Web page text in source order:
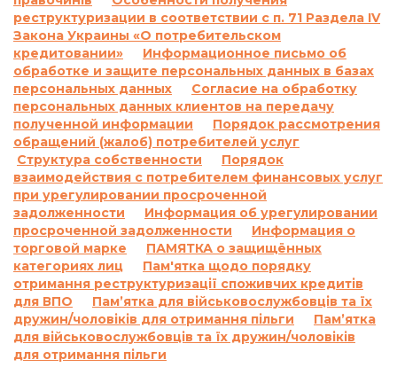
Договором сроки, на основании положений
части 2 статьи 625 Гражданского кодекса
Украины Кредитодатель имеет право
требовать, а Заемщик обязан уплатить
Кредитодателю сумму задолженности с учетом
3700 (три тысячи семьсот) процентов годовых
от просроченной суммы задолженности.
Проценты годовых, указанные в настоящем
пункте выше, начисляются за каждый день
просрочки на сумму задолженности,
включающую просроченные проценты за
пользование Кредитом и/или сумму
просроченной Комиссии и/или на
просроченную сумму Кредита, и не
начисляются на ранее начисленные проценты
на основании статьи 625 Гражданского кодекса
Украины.
Кредитодатель не начисляет проценты годовых
реструктуризации в соответствии с п. 71 Раздела IV
Закона Украины «О потребительском
кредитовании»
Информационное письмо об
обработке и защите персональных данных в базах
персональных данных
Согласие на обработку
персональных данных клиентов на передачу
полученной информации
Порядок рассмотрения
обращений (жалоб) потребителей услуг
Структура собственности
Порядок
взаимодействия с потребителем финансовых услуг
при урегулировании просроченной
задолженности
Информация об урегулировании
просроченной задолженности
Информация о
торговой марке
ПАМЯТКА о защищённых
категориях лиц
Пам'ятка щодо порядку
отримання реструктуризації споживчих кредитів
для ВПО
Пам’ятка для військовослужбовців та їх
дружин/чоловіків для отримання пільги
Пам’ятка
для військовослужбовців та їх дружин/чоловіків
для отримання пільги